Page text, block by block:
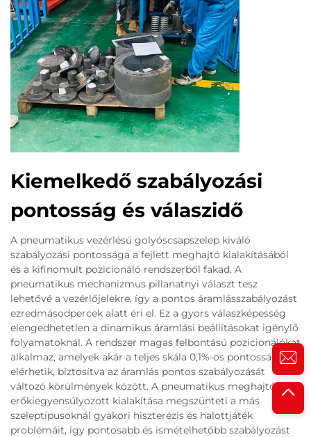
Kiemelkedő szabályozási
pontosság és válaszidő
A pneumatikus vezérlésű golyóscsapszelep kiváló
szabályozási pontossága a fejlett meghajtó kialakításából
és a kifinomult pozicionáló rendszerből fakad. A
pneumatikus mechanizmus pillanatnyi választ tesz
lehetővé a vezérlőjelekre, így a pontos áramlásszabályozást
ezredmásodpercek alatt éri el. Ez a gyors válaszképesség
elengedhetetlen a dinamikus áramlási beállításokat igénylő
folyamatoknál. A rendszer magas felbontású pozicionálókat
alkalmaz, amelyek akár a teljes skála 0,1%-os pontosságát is
elérhetik, biztosítva az áramlás pontos szabályozását
változó körülmények között. A pneumatikus meghajtó
erőkiegyensúlyozott kialakítása megszünteti a más
szeleptípusoknál gyakori hiszterézis és halottjáték
problémáit, így pontosabb és ismételhetőbb szabályozást